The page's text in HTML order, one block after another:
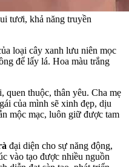
tươi, khả năng truyền
loại cây xanh lưu niên mọc
để lấy lá. Hoa màu trắng
quen thuộc, thân yêu. Cha mẹ
của mình sẽ xinh đẹp, dịu
mộc mạc, luôn giữ được tam
đại diện cho sự năng động,
vào tạo được nhiều nguồn